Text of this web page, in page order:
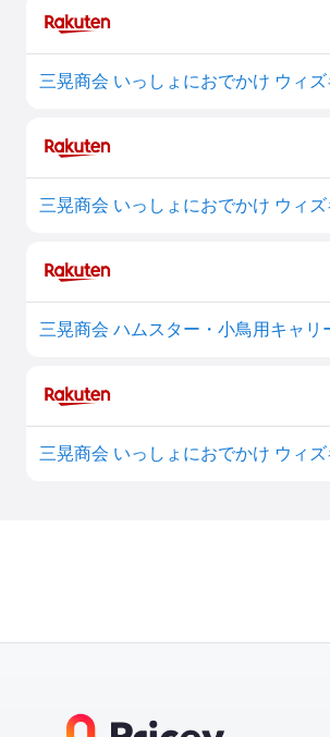
三晃商会 いっしょにおでかけ ウィ
三晃商会 いっしょにおでかけ ウィ